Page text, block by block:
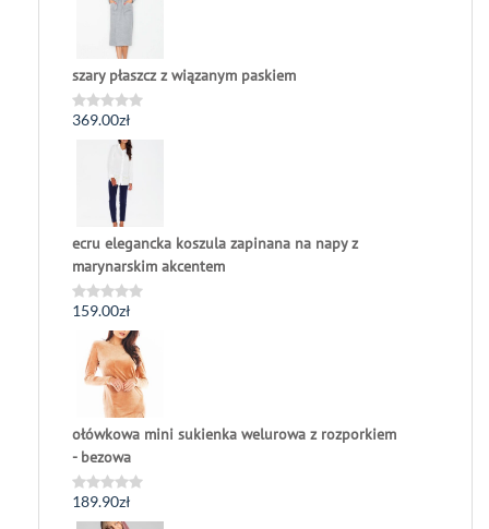
szary płaszcz z wiązanym paskiem
Oceniono
369.00zł
ecru elegancka koszula zapinana na napy z
marynarskim akcentem
Oceniono
159.00zł
ołówkowa mini sukienka welurowa z rozporkiem
- bezowa
Oceniono
0
189.90zł